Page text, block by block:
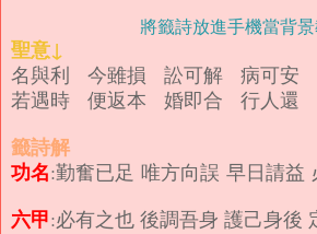
將籤詩放進手機當背
聖意↓
名與利 今雖損 訟可解 病可安
若遇時 便返本 婚即合 行人還
籤詩解
功名:勤奮已足 唯方向誤 早日請益
六甲:必有之也 後調吾身 護己身後